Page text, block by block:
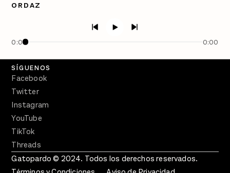
ORDAZ
0:00 0:00
PÓDCASTS
Crecer en Distopía
SÍGUENOS
Facebook
Twitter
Instagram
YouTube
TikTok
Threads
Gatopardo © 2024. Todos los derechos reservados.